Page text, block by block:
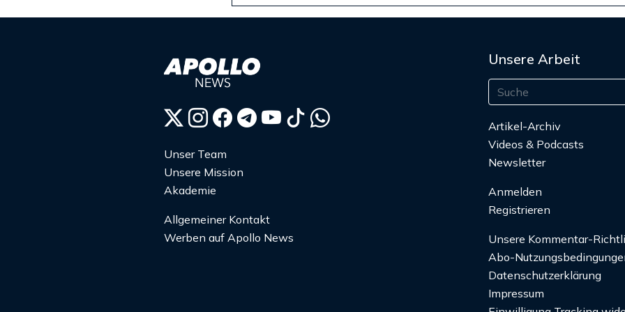
Unser Team
Unsere Mission
Akademie
Allgemeiner Kontakt
Werben auf Apollo News
Unsere Arbeit
Artikel-Archiv
Videos & Podcasts
Newsletter
Anmelden
Registrieren
Unsere Kommentar-
Abo-
Datenschutzerklärung
Impressum